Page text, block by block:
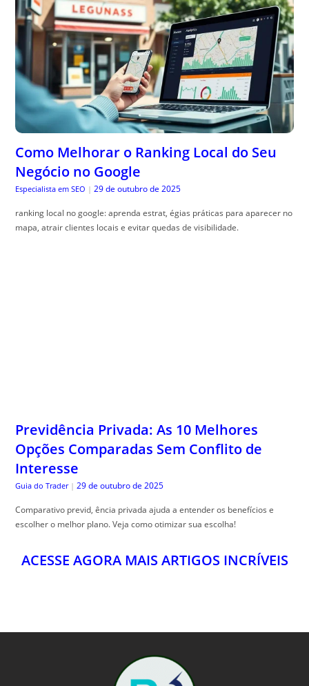
Como Melhorar o Ranking Local do Seu
Negócio no Google
Especialista em SEO | 29 de outubro de 2025
ranking local no google: aprenda estrat, égias práticas para aparecer no
mapa, atrair clientes locais e evitar quedas de visibilidade.
Previdência Privada: As 10 Melhores
Opções Comparadas Sem Conflito de
Interesse
Guia do Trader | 29 de outubro de 2025
Comparativo previd, ência privada ajuda a entender os benefícios e
escolher o melhor plano. Veja como otimizar sua escolha!
ACESSE AGORA MAIS ARTIGOS INCRÍVEIS